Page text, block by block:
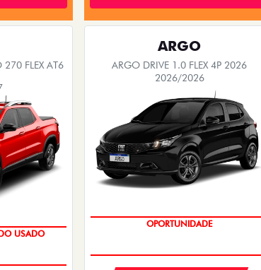
270 FLEX AT6
ARGO
ARGO DRIVE 1.0 FLEX 4P 2026
2026/2026
BÔNUS DE 6 MIL REAIS